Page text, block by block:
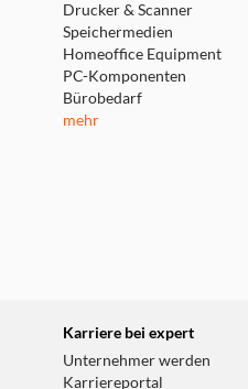
Drucker & Scanner
Speichermedien
Homeoffice Equipment
PC-Komponenten
Bürobedarf
mehr
Karriere bei expert
Unternehmer werden
Karriereportal